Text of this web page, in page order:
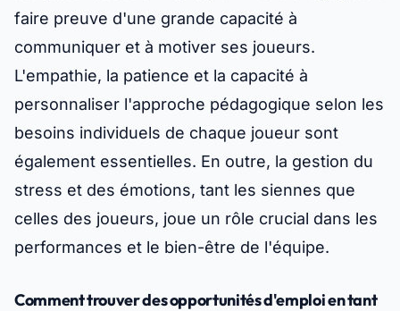
faire preuve d'une grande capacité à
communiquer et à motiver ses joueurs.
L'empathie, la patience et la capacité à
personnaliser l'approche pédagogique selon les
besoins individuels de chaque joueur sont
également essentielles. En outre, la gestion du
stress et des émotions, tant les siennes que
celles des joueurs, joue un rôle crucial dans les
performances et le bien-être de l'équipe.
Comment trouver des opportunités d'emploi en tant